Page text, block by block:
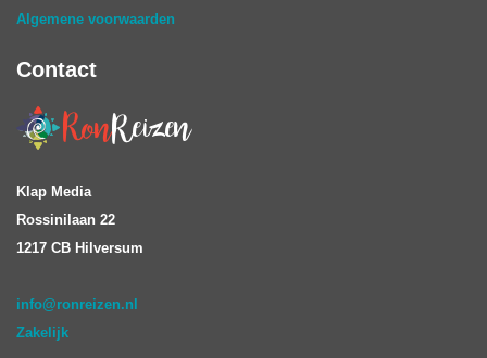
Algemene voorwaarden
Contact
Klap Media
Rossinilaan 22
1217 CB Hilversum
info@ronreizen.nl
Zakelijk